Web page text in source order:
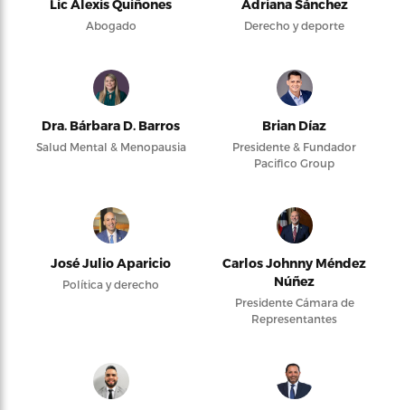
Lic Alexis Quiñones
Abogado
Adriana Sánchez
Derecho y deporte
Dra. Bárbara D. Barros
Salud Mental & Menopausia
Brian Díaz
Presidente & Fundador
Pacifico Group
José Julio Aparicio
Política y derecho
Carlos Johnny Méndez
Núñez
Presidente Cámara de
Representantes